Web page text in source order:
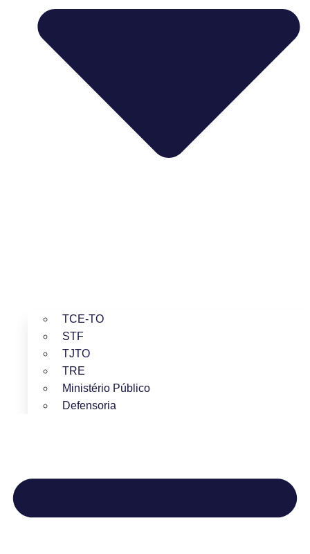
TCE-TO
STF
TJTO
TRE
Ministério Público
Defensoria